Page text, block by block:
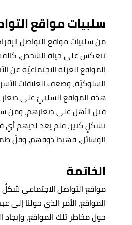
سلبيات مواقع
من سلبيات مواقع التواصل
تنعكس على حياة الشخص،
المواقع العزلة الاجتماعيّة عن
السلوكيّة، وضعف العلاقات
هذه المواقع السلبيّ على صغار
قبل الأهل على صغارهم، ومن
بشكلٍ كبير، فلم يعد لديهم
الوسائل، فهبط ذوقهم، وقلّ
الخاتمة
مواقع التواصل الاجتماعي
المواقع، الأمر الذي حولنا إلى
حول مخاطر تلك المواقع،